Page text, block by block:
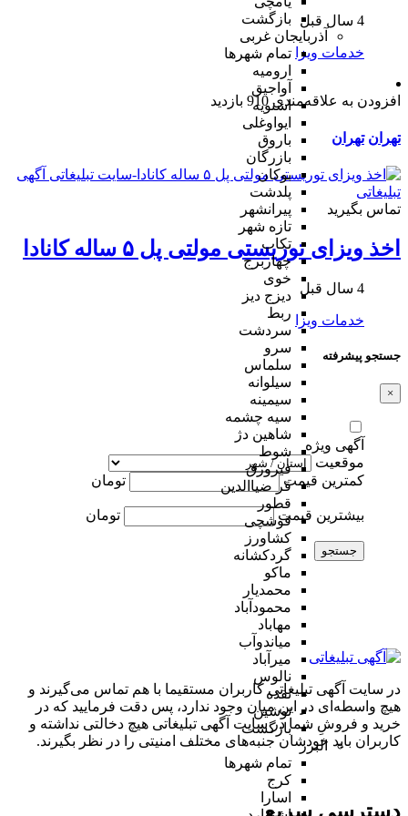
بازگشت
آذربایجان غربی
تمام شهر‌ها
ارومیه
آواجیق
اشنویه
ایواوغلی
باروق
بازرگان
بوکان
پلدشت
پیرانشهر
تازه شهر
تکاب
چهاربرج
خوی
دیزج دیز
ربط
سردشت
سرو
سلماس
سیلوانه
سیمینه
سیه چشمه
شاهین دژ
شوط
فیرورق
قر ضیاالدین
قطور
قوشچی
کشاورز
گردکشانه
ماکو
محمدیار
محمودآباد
مهاباد
میاندوآب
میرآباد
نالوس
نقده
نوشین
بازگشت
البرز
تمام شهر‌ها
کرج
اسارا
4 سال قبل
خدمات ویزا
افزودن به علاقه‌مندی 910 بازدید
تهران تهران
تماس بگیرید
اخذ ویزای توریستی مولتی پل ۵ ساله کانادا
4 سال قبل
خدمات ویزا
جستجو پیشرفته
×
آگهی ویژه
موقعیت
کمترین قیمت
تومان
بیشترین قیمت تومان
جستجو
در سایت آگهی تبلیغاتی کاربران مستقیما با هم تماس می‌گیرند و
هیچ واسطه‌ای در این میان وجود ندارد، پس دقت فرمایید که در
خرید و فروشِ شما در سایت آگهی تبلیغاتی هیچ دخالتی نداشته و
کاربران باید خودشان جنبه‌های مختلف امنیتی را در نظر بگیرند.